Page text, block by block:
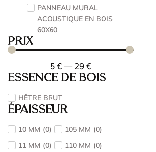
PANNEAU MURAL
ACOUSTIQUE EN BOIS
60X60
Prix
5€—29€
Essence de bois
HÊTRE BRUT
Épaisseur
10 MM (0) 105 MM (0)
11 MM (0) 110 MM (0)